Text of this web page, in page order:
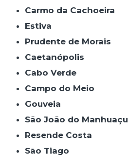
Carmo da Cachoeira
Estiva
Prudente de Morais
Caetanópolis
Cabo Verde
Campo do Meio
Gouveia
São João do Manhuaçu
Resende Costa
São Tiago